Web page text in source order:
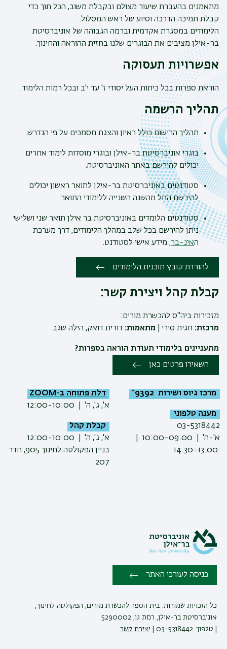
מתאמנים בהעברת שיעור מצולם ובקבלת משוב, הכל תוך כדי
קבלת תמיכה הדרכה וסיוע של ראש המסלול.
הלימודים במסגרת אקדמית וברמה הגבוהה של אוניברסיטת
בר-אילן מציבים את הבוגרים שלנו בחזית ההוראה והחינוך.
אפשרויות תעסוקה
הוראת ספרות בכל כיתות העל יסודי ז' עד י'ב ובכל רמות הלימוד.
תהליך הרשמה
תהליך הרישום כולל ראיון והצגת מסמכים על פי הנדרש.
בוגרי אוניברסיטת בר-אילן ובוגרי מוסדות לימוד אחרים
יכולים להירשם באתר האוניברסיטה.
סטודנטים באוניברסיטת בר-אילן לתואר ראשון יכולים
להירשם החל מהשנה השנייה ללימודי התואר.
סטודנטים הלומדים באוניברסיטת בר אילן תואר שני ושלישי
ניתן להירשם בכל שלב במהלך הלימודים, דרך מערכת
האינ-בר, מידע אישי לסטודנט.
להורדת קובץ תוכנית הלימודים
קבלת קהל ויצירת קשר:
מזכירות ביה"ס להכשרת מורים:
מרכזת: חגית סירי | מתאמות: דורית דואק, הילה שגב
מתעניינים בלימודי תעודת הוראה בספרות?
השאירו פרטים כאן
מרכז גיוס ושירות 9392*
מענה טלפוני
03-5318442
דלת פתוחה ב-ZOOM
א', ג', ה' | 12:00-10:00
קבלת קהל
א', ג', ה' | 12:00-10:00
בניין הפקולטה לחינוך 905, חדר
207
כניסה לעורכי האתר
כל הזכויות שמורות: בית הספר להכשרת מורים, הפקולטה לחינוך,
אוניברסיטת בר-אילן, רמת גן, 5290002
| טלפון: 03-5318442 |
יצירת קשר